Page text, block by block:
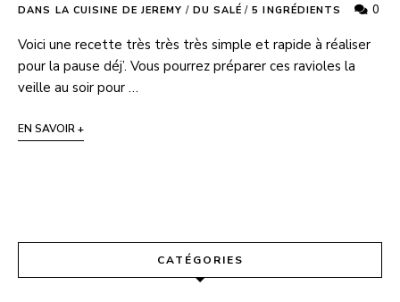
DANS LA CUISINE DE JEREMY / DU SALÉ / 5 INGRÉDIENTS 0
Voici une recette très très très simple et rapide à réaliser
pour la pause déj’. Vous pourrez préparer ces ravioles la
veille au soir pour …
EN SAVOIR +
CATÉGORIES